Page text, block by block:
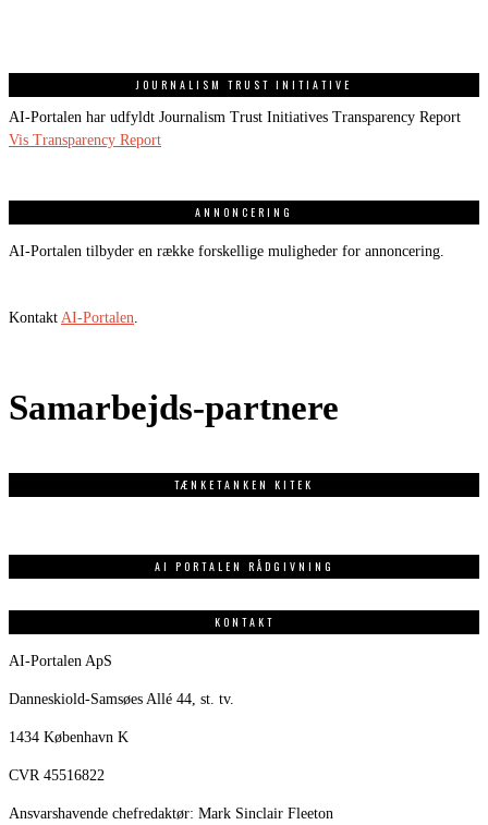
JOURNALISM TRUST INITIATIVE
AI-Portalen har udfyldt Journalism Trust Initiatives Transparency Report
Vis Transparency Report
ANNONCERING
AI-Portalen tilbyder en række forskellige muligheder for annoncering.
Kontakt AI-Portalen
Samarbejds-partnere
TÆNKETANKEN KITEK
AI PORTALEN RÅDGIVNING
KONTAKT
AI-Portalen ApS
Danneskiold-Samsøes Allé 44, st. tv.
1434 København K
CVR 45516822
Ansvarshavende chefredaktør: Mark Sinclair Fleeton